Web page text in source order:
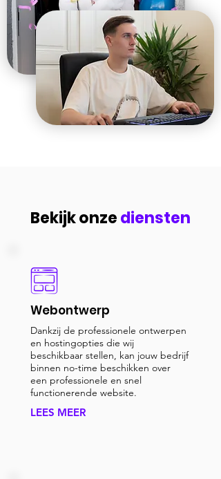
Bekijk onzediensten
Webontwerp
Dankzij de professionele ontwerpen
en hostingopties die wij
beschikbaar stellen, kan jouw bedrijf
binnen no-time beschikken over
een professionele en snel
functionerende website.
LEES MEER